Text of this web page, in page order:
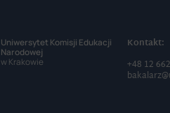
Uniwersytet Komisji Edukacji
Narodowej
w Krakowie
Kontakt:
+48 12